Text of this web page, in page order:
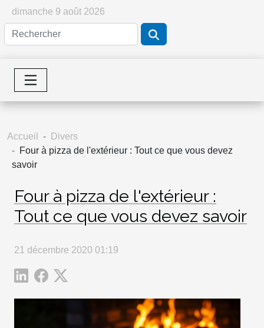
dimanche 9 août 2026
Accueil
Divers
Four à pizza de l'extérieur : Tout ce que vous devez
savoir
Four à pizza de l'extérieur :
Tout ce que vous devez savoir
21 décembre 2020 01:19